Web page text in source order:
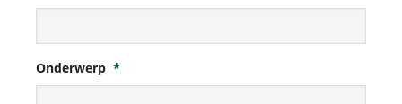
Onderwerp *